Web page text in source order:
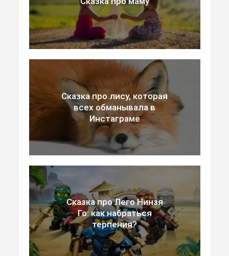
Сказка про лису, которая
всех обманывала в
Инстаграме
Сказка про Лего Нинзя
Го: как набраться
терпения?